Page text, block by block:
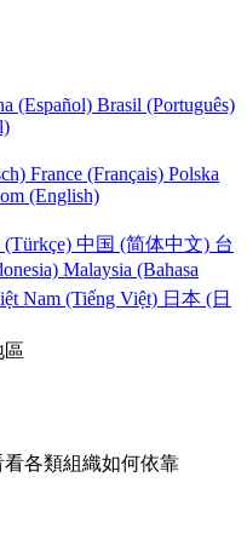
(Español) Brasil (Português)
France (Français) Polska
(English)
中国 (简体中文) 台
Malaysia (Bahasa
Nam (Tiếng Việt) 日本 (日
區
各類組織如何依靠